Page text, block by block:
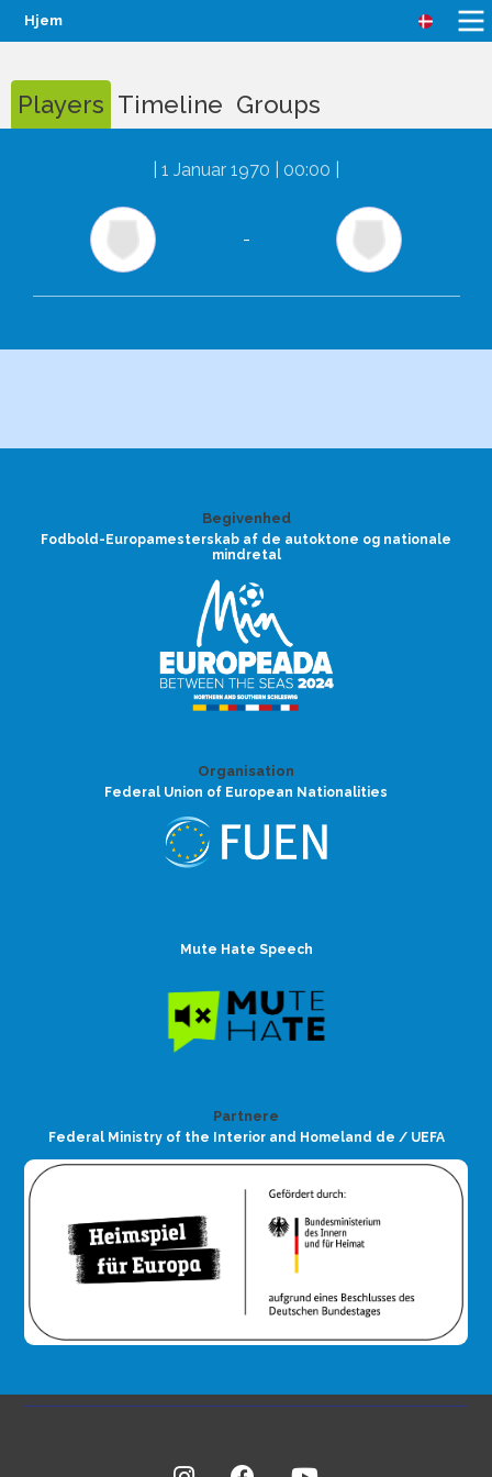
Hjem
Players Timeline Groups
1 Januar 1970 | 00:00
-
Begivenhed
Fodbold-Europamesterskab af de autoktone og nationale
mindretal
Organisation
Federal Union of European Nationalities
Mute Hate Speech
Partnere
Federal Ministry of the Interior and Homeland de / UEFA